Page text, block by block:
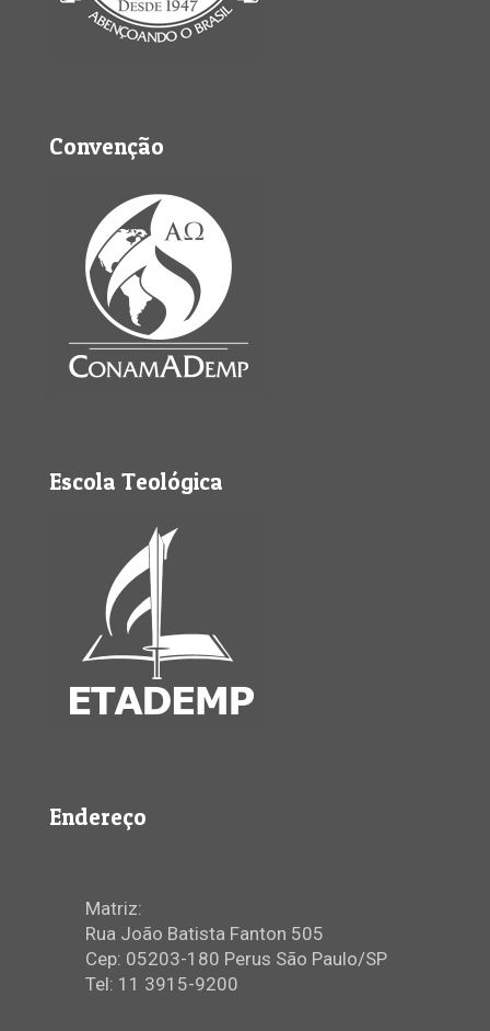
Convenção
Escola Teológica
Endereço
Matriz:
Rua João Batista Fanton 505
Cep: 05203-180 Perus São Paulo/SP
Tel: 11 3915-9200